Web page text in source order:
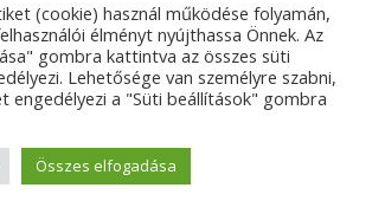
(cookie) használ működése folyamán,
élményt nyújthassa Önnek. Az
gombra kattintva az összes süti
Lehetősége van személyre szabni,
engedélyezi a "Süti beállítások" gombra
Összes elfogadása